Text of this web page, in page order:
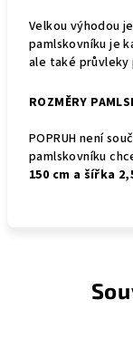
Velkou výhodou
pamlskovníku je
ale také průvleky
ROZMĚRY
POPRUH není
pamlskovníku
150 cm a šířka